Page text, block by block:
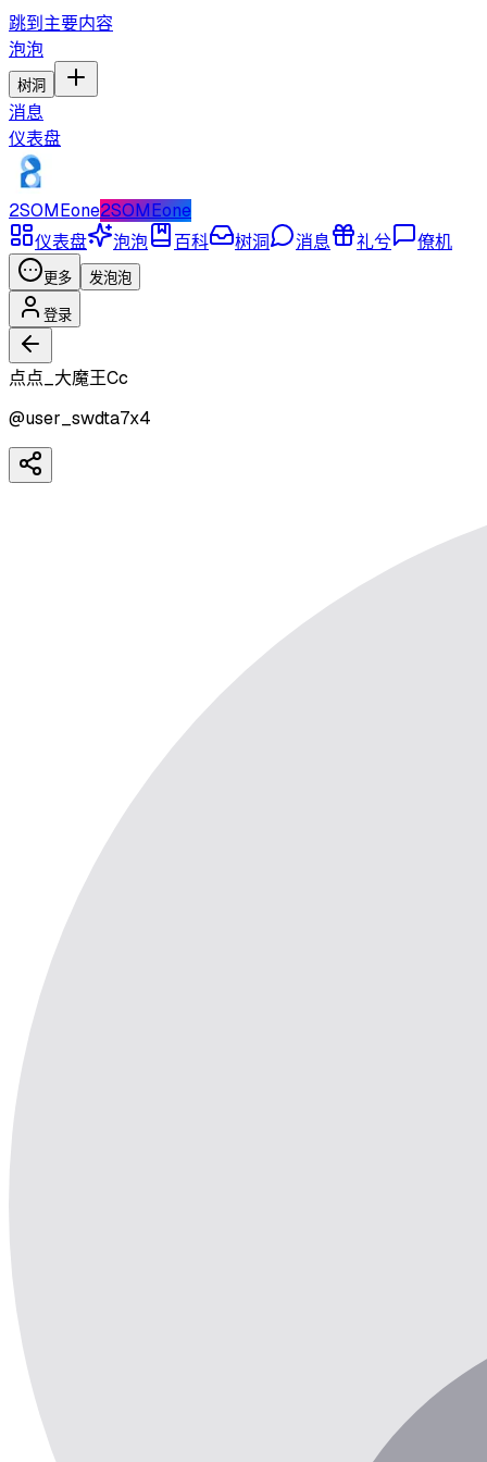
跳到主要内容
泡泡
树洞
消息
仪表盘
2SOMEone2SOMEone
仪表盘
泡泡 百科 树洞 消息 礼兮 僚机
更多 发泡泡
登录
点点_大魔王Cc
@user_swdta7x4